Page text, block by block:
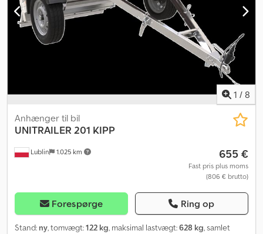
Denne model fås også i forskellige varianter, for eksempel som
lågtrailer eller presenningstrailer. Tilbehør som sideforhøjere,
presenning og stativ, flad presenning, trækstangsboks og
bagstøtter tilbydes også.
1 / 8
Lublin 1.025 km
Anhænger til bil
UNITRAILER 201 KIPP
655 €
Fast pris plus moms
(806 € brutto)
Forespørge Ring op
Stand: ny, tomvægt:122 kg, maksimal lastvægt:628 kg, samlet